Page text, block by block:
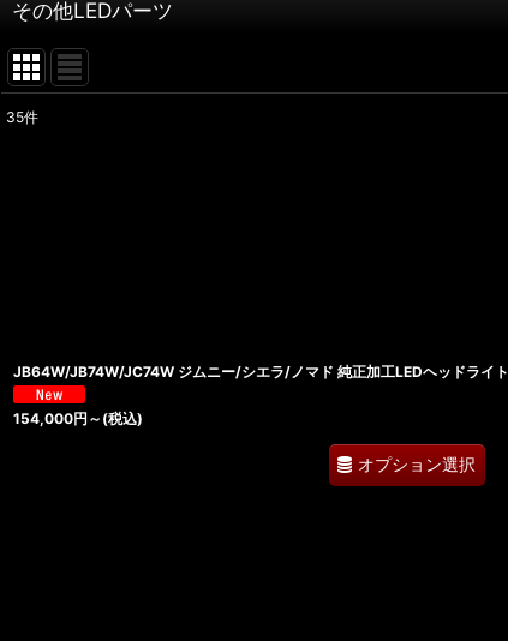
その他LEDパーツ
35件
JB64W/JB74W/JC74W ジムニー/シエラ/ノマド 純正加工LEDヘッドライト
154,000円 ～ (税込)
オプション選択